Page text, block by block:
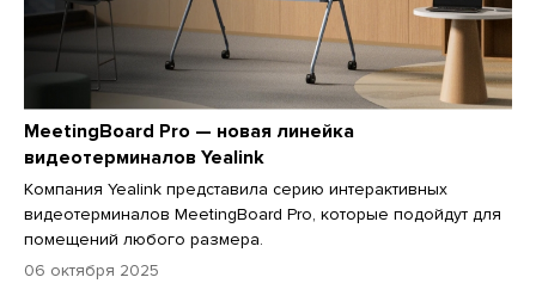
MeetingBoard Pro — новая линейка
видеотерминалов Yealink
Компания Yealink представила серию интерактивных
видеотерминалов MeetingBoard Pro, которые подойдут для
помещений любого размера.
06 октября 2025